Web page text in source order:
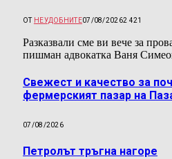
ОТ НЕУДОБНИТЕ07/08/20262 421
Разказвали сме ви вече за
пишман адвокатка Ваня
Свежест и качество за
фермерският пазар на
07/08/2026
Петролът тръгна нагоре